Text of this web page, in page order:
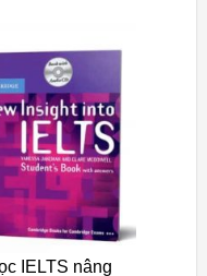
IELTS nâng